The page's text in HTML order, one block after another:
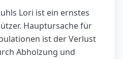
Lori ist ein ernstes
Hauptursache für
ist der Verlust
Abholzung und